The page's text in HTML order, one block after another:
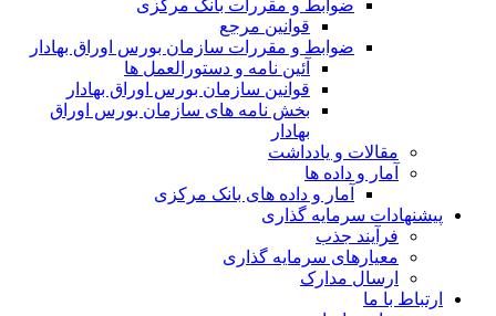
ضوابط و مقررات بانک مرکزی
قوانين مرجع
ضوابط و مقررات سازمان بورس اوراق بهادار
آئین نامه و دستورالعمل ها
قوانین سازمان بورس اوراق بهادار
بخش نامه های سازمان بورس اوراق
بهادار
مقالات و یادداشت
آمار و داده ها
آمار و داده های بانک مرکزی
پیشنهادات سرمایه گذاری
فرآیند جذب
معیارهای سرمایه گذاری
ارسال مدارک
ارتباط با ما